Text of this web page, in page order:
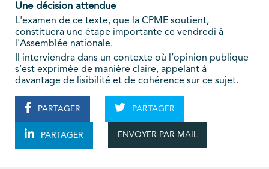
Une décision attendue
L'examen de ce texte, que la CPME soutient,
constituera une étape importante ce vendredi à
l'Assemblée nationale.
Il interviendra dans un contexte où l’opinion publique
s’est exprimée de manière claire, appelant à
davantage de lisibilité et de cohérence sur ce sujet.
PARTAGER PARTAGER
PARTAGER ENVOYER PAR MAIL